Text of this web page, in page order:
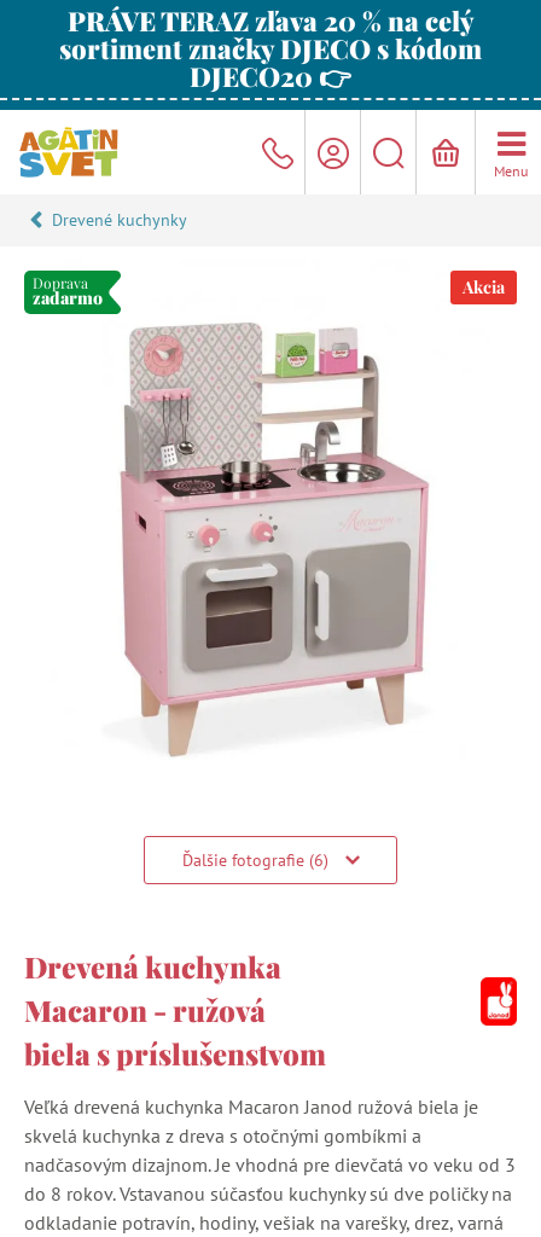
PRÁVE TERAZ zľava 20 % na celý
sortiment značky DJECO s kódom
DJECO20 👉
Menu
Drevené kuchynky
Doprava
zadarmo Akcia
Ďalšie fotografie (6)
Drevená kuchynka
Macaron - ružová
biela s príslušenstvom
Veľká drevená kuchynka Macaron Janod ružová biela je
skvelá kuchynka z dreva s otočnými gombíkmi a
nadčasovým dizajnom. Je vhodná pre dievčatá vo veku od 3
do 8 rokov. Vstavanou súčasťou kuchynky sú dve poličky na
odkladanie potravín, hodiny, vešiak na varešky, drez, varná